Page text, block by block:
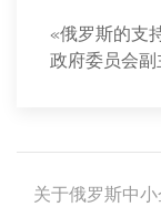
«俄罗斯的支
政府委员会副
关于俄罗斯中小